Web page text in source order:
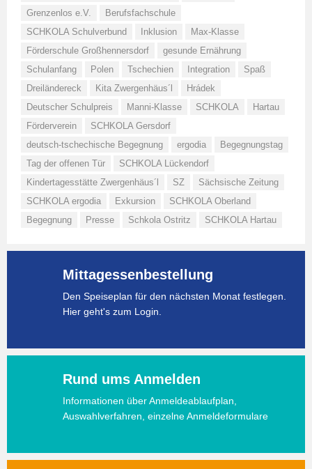
Grenzenlos e.V.
Berufsfachschule
SCHKOLA Schulverbund
Inklusion
Max-Klasse
Förderschule Großhennersdorf
gesunde Ernährung
Schulanfang
Polen Tschechien Integration
Spaß
Dreiländereck
Kita Zwergenhäus´l
Hrádek
Deutscher Schulpreis
Manni-Klasse SCHKOLA
Hartau
Förderverein
SCHKOLA Gersdorf
deutsch-tschechische Begegnung
ergodia
Begegnungstag
Tag der offenen Tür
SCHKOLA Lückendorf
Kindertagesstätte Zwergenhäus´l
SZ
Sächsische Zeitung
SCHKOLA ergodia
Exkursion
SCHKOLA Oberland
Begegnung
Presse Schkola Ostritz SCHKOLA Hartau
Mittagessenbestellung
Den Speiseplan für den nächsten Monat festlegen.
Hier geht's zum Login.
Rund ums Anmelden
Informationen über Anmeldeablaufplan,
Auswahlverfahren, einzelne Anmeldeformulare